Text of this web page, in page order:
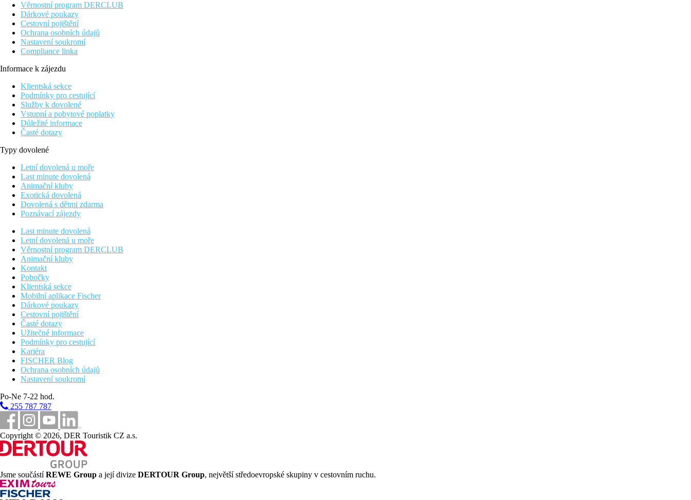
Věrnostní program DERCLUB
Dárkové poukazy
Cestovní pojištění
Ochrana osobních údajů
Nastavení soukromí
Compliance linka
Informace k zájezdu
Klientská sekce
Podmínky pro cestující
Služby k dovolené
Vstupní a pobytové poplatky
Důležité informace
Časté dotazy
Typy dovolené
Letní dovolená u moře
Last minute dovolená
Animační kluby
Exotická dovolená
Dovolená s dětmi zdarma
Poznávací zájezdy
Last minute dovolená
Letní dovolená u moře
Věrnostní program DERCLUB
Animační kluby
Kontakt
Pobočky
Klientská sekce
Mobilní aplikace Fischer
Dárkové poukazy
Cestovní pojištění
Časté dotazy
Užitečné informace
Podmínky pro cestující
Kariéra
FISCHER Blog
Ochrana osobních údajů
Nastavení soukromí
Po-Ne 7-22 hod.
255 787 787
Copyright © 2026, DER Touristik CZ a.s.
Jsme součástíREWE Group a její divize DERTOUR Group, největší středoevropské skupiny v cestovním ruchu.